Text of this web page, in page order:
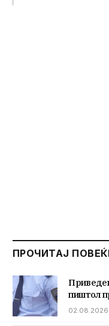
ПРОЧИТАЈ
пиштол
02.08.2026